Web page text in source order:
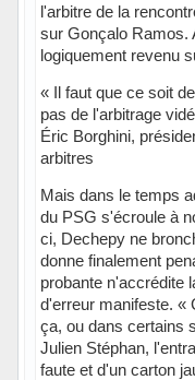
l'arbitre de la
sur Gonçalo Ramos.
logiquement revenu
« Il faut que ce soit
pas de l'arbitrage
Éric Borghini,
arbitres
Mais dans le temps
du PSG s'écroule à
ci, Dechepy ne
donne finalement
probante n'accrédite
d'erreur manifeste. «
ça, ou dans certains
Julien Stéphan,
faute et d'un carton